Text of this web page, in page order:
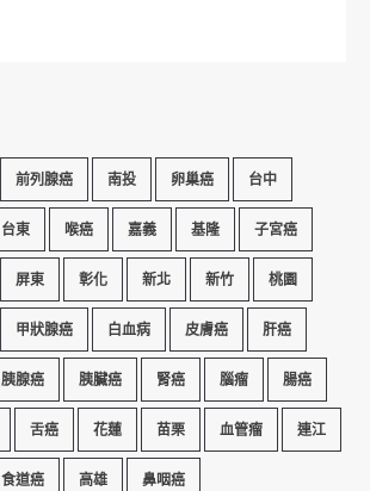
前列腺癌 南投 卵巢癌 台中
台東 喉癌 嘉義 基隆 子宮癌
屏東 彰化 新北 新竹 桃園
甲狀腺癌 白血病 皮膚癌 肝癌
胰腺癌 胰臟癌 腎癌 腦瘤 腸癌
舌癌 花蓮 苗栗 血管瘤 連江
食道癌 高雄 鼻咽癌